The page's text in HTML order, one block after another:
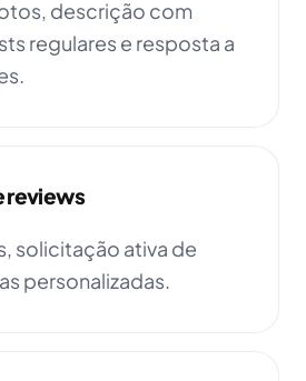
descrição com
regulares e resposta a
reviews
solicitação ativa de
personalizadas.